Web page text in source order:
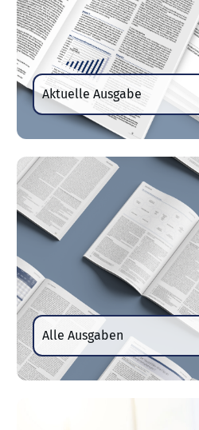
Aktuelle Ausgabe
Alle Ausgaben